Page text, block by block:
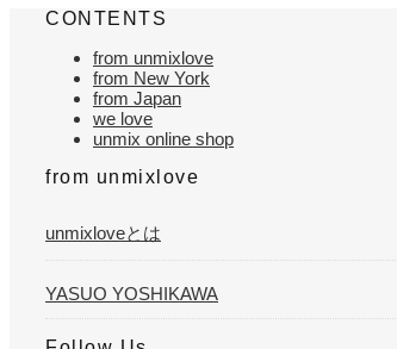
CONTENTS
from unmixlove
from New York
from Japan
we love
unmix online shop
from unmixlove
unmixloveとは
YASUO YOSHIKAWA